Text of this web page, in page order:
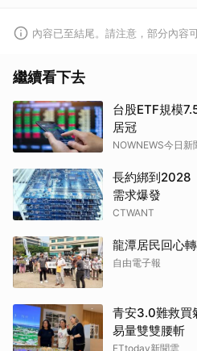
內容已至結尾。請注意，部分內容
繼續看下去
台股ETF規模
居冠
NOWNEWS今日新
長約綁到2028
需求爆發
CTWANT
龍潭居民回心
自由電子報
青安3.0難救
易量雙雙腰斬
ETtoday新聞雲